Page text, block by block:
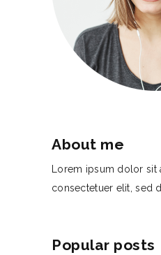
About me
Lorem ipsum dolor sit
consectetuer elit, sed
Popular posts